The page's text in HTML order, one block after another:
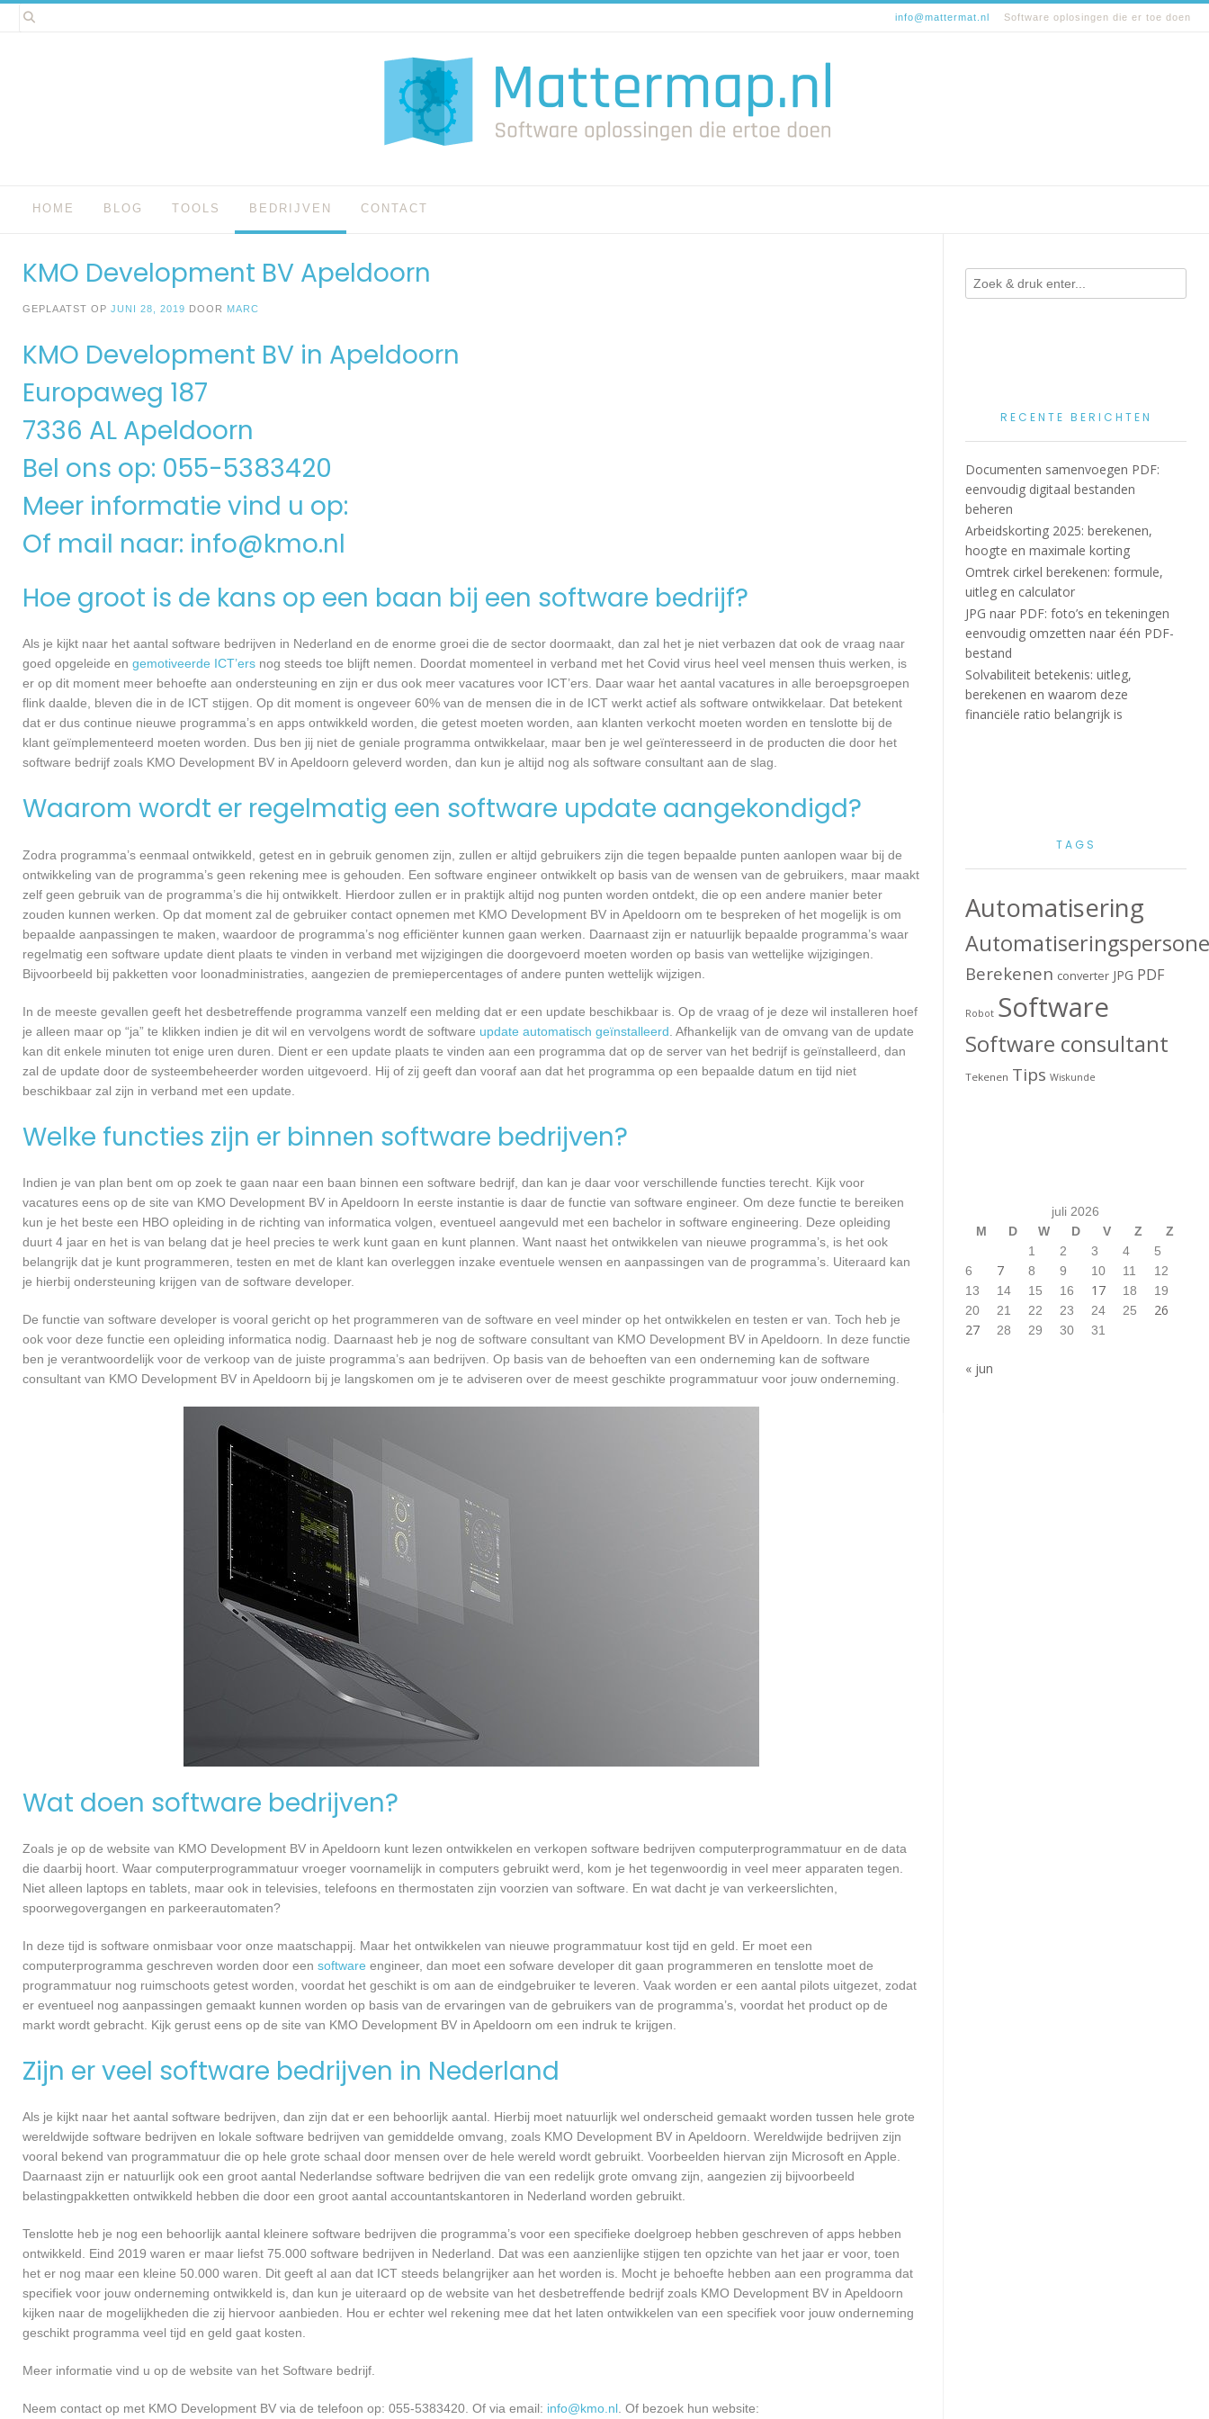
Spring
naar
info@mattermat.nl Software oplosingen die er toe doen
HOME BLOG TOOLS BEDRIJVEN CONTACT
KMO Development BV Apeldoorn
GEPLAATST OP JUNI 28, 2019 DOOR MARC
KMO Development BV in Apeldoorn
Europaweg 187
7336 AL Apeldoorn
Bel ons op: 055-5383420
Meer informatie vind u op:
Of mail naar: info@kmo.nl
Hoe groot is de kans op een baan bij een software bedrijf?
Als je kijkt naar het aantal software bedrijven in Nederland en de enorme groei die de sector doormaakt, dan zal het je niet verbazen dat ook de vraag naar
goed opgeleide en gemotiveerde ICT’ers nog steeds toe blijft nemen. Doordat momenteel in verband met het Covid virus heel veel mensen thuis werken, is
er op dit moment meer behoefte aan ondersteuning en zijn er dus ook meer vacatures voor ICT’ers. Daar waar het aantal vacatures in alle beroepsgroepen
flink daalde, bleven die in de ICT stijgen. Op dit moment is ongeveer 60% van de mensen die in de ICT werkt actief als software ontwikkelaar. Dat betekent
dat er dus continue nieuwe programma’s en apps ontwikkeld worden, die getest moeten worden, aan klanten verkocht moeten worden en tenslotte bij de
klant geïmplementeerd moeten worden. Dus ben jij niet de geniale programma ontwikkelaar, maar ben je wel geïnteresseerd in de producten die door het
software bedrijf zoals KMO Development BV in Apeldoorn geleverd worden, dan kun je altijd nog als software consultant aan de slag.
Waarom wordt er regelmatig een software update aangekondigd?
Zodra programma’s eenmaal ontwikkeld, getest en in gebruik genomen zijn, zullen er altijd gebruikers zijn die tegen bepaalde punten aanlopen waar bij de
ontwikkeling van de programma’s geen rekening mee is gehouden. Een software engineer ontwikkelt op basis van de wensen van de gebruikers, maar maakt
zelf geen gebruik van de programma’s die hij ontwikkelt. Hierdoor zullen er in praktijk altijd nog punten worden ontdekt, die op een andere manier beter
zouden kunnen werken. Op dat moment zal de gebruiker contact opnemen met KMO Development BV in Apeldoorn om te bespreken of het mogelijk is om
bepaalde aanpassingen te maken, waardoor de programma’s nog efficiënter kunnen gaan werken. Daarnaast zijn er natuurlijk bepaalde programma’s waar
regelmatig een software update dient plaats te vinden in verband met wijzigingen die doorgevoerd moeten worden op basis van wettelijke wijzigingen.
Bijvoorbeeld bij pakketten voor loonadministraties, aangezien de premiepercentages of andere punten wettelijk wijzigen.
In de meeste gevallen geeft het desbetreffende programma vanzelf een melding dat er een update beschikbaar is. Op de vraag of je deze wil installeren hoef
je alleen maar op “ja” te klikken indien je dit wil en vervolgens wordt de software update automatisch geïnstalleerd . Afhankelijk van de omvang van de update
kan dit enkele minuten tot enige uren duren. Dient er een update plaats te vinden aan een programma dat op de server van het bedrijf is geïnstalleerd, dan
zal de update door de systeembeheerder worden uitgevoerd. Hij of zij geeft dan vooraf aan dat het programma op een bepaalde datum en tijd niet
beschikbaar zal zijn in verband met een update.
Welke functies zijn er binnen software bedrijven?
Indien je van plan bent om op zoek te gaan naar een baan binnen een software bedrijf, dan kan je daar voor verschillende functies terecht. Kijk voor
vacatures eens op de site van KMO Development BV in Apeldoorn In eerste instantie is daar de functie van software engineer. Om deze functie te bereiken
kun je het beste een HBO opleiding in de richting van informatica volgen, eventueel aangevuld met een bachelor in software engineering. Deze opleiding
duurt 4 jaar en het is van belang dat je heel precies te werk kunt gaan en kunt plannen. Want naast het ontwikkelen van nieuwe programma’s, is het ook
belangrijk dat je kunt programmeren, testen en met de klant kan overleggen inzake eventuele wensen en aanpassingen van de programma’s. Uiteraard kan
je hierbij ondersteuning krijgen van de software developer.
De functie van software developer is vooral gericht op het programmeren van de software en veel minder op het ontwikkelen en testen er van. Toch heb je
ook voor deze functie een opleiding informatica nodig. Daarnaast heb je nog de software consultant van KMO Development BV in Apeldoorn. In deze functie
ben je verantwoordelijk voor de verkoop van de juiste programma’s aan bedrijven. Op basis van de behoeften van een onderneming kan de software
consultant van KMO Development BV in Apeldoorn bij je langskomen om je te adviseren over de meest geschikte programmatuur voor jouw onderneming.
Wat doen software bedrijven?
Zoals je op de website van KMO Development BV in Apeldoorn kunt lezen ontwikkelen en verkopen software bedrijven computerprogrammatuur en de data
die daarbij hoort. Waar computerprogrammatuur vroeger voornamelijk in computers gebruikt werd, kom je het tegenwoordig in veel meer apparaten tegen.
Niet alleen laptops en tablets, maar ook in televisies, telefoons en thermostaten zijn voorzien van software. En wat dacht je van verkeerslichten,
spoorwegovergangen en parkeerautomaten?
In deze tijd is software onmisbaar voor onze maatschappij. Maar het ontwikkelen van nieuwe programmatuur kost tijd en geld. Er moet een
computerprogramma geschreven worden door een software engineer, dan moet een sofware developer dit gaan programmeren en tenslotte moet de
programmatuur nog ruimschoots getest worden, voordat het geschikt is om aan de eindgebruiker te leveren. Vaak worden er een aantal pilots uitgezet, zodat
er eventueel nog aanpassingen gemaakt kunnen worden op basis van de ervaringen van de gebruikers van de programma’s, voordat het product op de
markt wordt gebracht. Kijk gerust eens op de site van KMO Development BV in Apeldoorn om een indruk te krijgen.
Zijn er veel software bedrijven in Nederland
Als je kijkt naar het aantal software bedrijven, dan zijn dat er een behoorlijk aantal. Hierbij moet natuurlijk wel onderscheid gemaakt worden tussen hele grote
wereldwijde software bedrijven en lokale software bedrijven van gemiddelde omvang, zoals KMO Development BV in Apeldoorn. Wereldwijde bedrijven zijn
vooral bekend van programmatuur die op hele grote schaal door mensen over de hele wereld wordt gebruikt. Voorbeelden hiervan zijn Microsoft en Apple.
Daarnaast zijn er natuurlijk ook een groot aantal Nederlandse software bedrijven die van een redelijk grote omvang zijn, aangezien zij bijvoorbeeld
belastingpakketten ontwikkeld hebben die door een groot aantal accountantskantoren in Nederland worden gebruikt.
Tenslotte heb je nog een behoorlijk aantal kleinere software bedrijven die programma’s voor een specifieke doelgroep hebben geschreven of apps hebben
ontwikkeld. Eind 2019 waren er maar liefst 75.000 software bedrijven in Nederland. Dat was een aanzienlijke stijgen ten opzichte van het jaar er voor, toen
het er nog maar een kleine 50.000 waren. Dit geeft al aan dat ICT steeds belangrijker aan het worden is. Mocht je behoefte hebben aan een programma dat
specifiek voor jouw onderneming ontwikkeld is, dan kun je uiteraard op de website van het desbetreffende bedrijf zoals KMO Development BV in Apeldoorn
kijken naar de mogelijkheden die zij hiervoor aanbieden. Hou er echter wel rekening mee dat het laten ontwikkelen van een specifiek voor jouw onderneming
geschikt programma veel tijd en geld gaat kosten.
Meer informatie vind u op de website van het Software bedrijf.
Neem contact op met KMO Development BV via de telefoon op: 055-5383420. Of via email: info@kmo.nl . Of bezoek hun website:
RECENTE BERICHTEN
Documenten samenvoegen PDF:
eenvoudig digitaal bestanden
beheren
Arbeidskorting 2025: berekenen,
hoogte en maximale korting
Omtrek cirkel berekenen: formule,
uitleg en calculator
JPG naar PDF: foto’s en tekeningen
eenvoudig omzetten naar één PDF-
bestand
Solvabiliteit betekenis: uitleg,
berekenen en waarom deze
financiële ratio belangrijk is
TAGS
Automatisering
Berekenen converter JPG PDF
Robot Software
Software consultant
Tekenen Tips Wiskunde
juli 2026
M
D W D V Z
Z
1
2 3 4
5
6
7 8 9 10 11
12
13
14 15 16 17 18
19
20
21 22 23 24 25
26
27
28 29 30 31
« jun